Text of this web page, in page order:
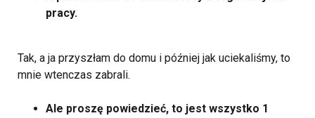
pracy.
Tak, a ja przyszłam do domu i później jak uciekaliśmy, to
mnie wtenczas zabrali.
Ale proszę powiedzieć, to jest wszystko 1